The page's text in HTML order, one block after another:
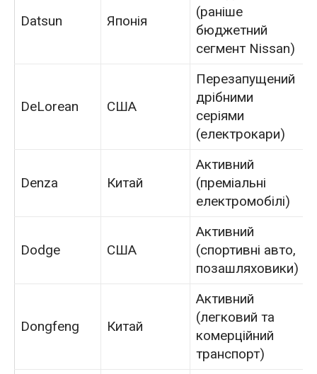
Datsun Японія
(раніше
бюджетний
сегмент Nissan)
DeLorean США
Перезапущений
дрібними
серіями
(електрокари)
Denza Китай
Активний
(преміальні
електромобілі)
Dodge США
Активний
(спортивні авто,
позашляховики)
Dongfeng Китай
Активний
(легковий та
комерційний
транспорт)